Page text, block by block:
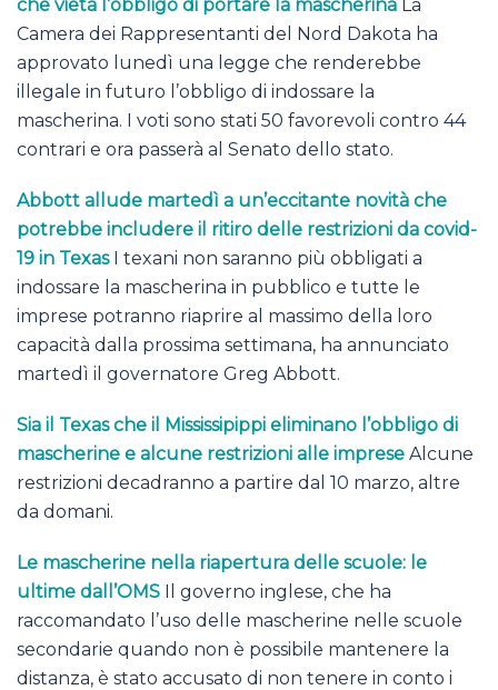
che vieta l’obbligo di portare la mascherina La
Camera dei Rappresentanti del Nord Dakota ha
approvato lunedì una legge che renderebbe
illegale in futuro l’obbligo di indossare la
mascherina. I voti sono stati 50 favorevoli contro 44
contrari e ora passerà al Senato dello stato.
Abbott allude martedì a un’eccitante novità che
potrebbe includere il ritiro delle restrizioni da covid-
19 in TexasI texani non saranno più obbligati a
indossare la mascherina in pubblico e tutte le
imprese potranno riaprire al massimo della loro
capacità dalla prossima settimana, ha annunciato
martedì il governatore Greg Abbott.
Sia il Texas che il Mississipippi eliminano l’obbligo di
mascherine e alcune restrizioni alle imprese Alcune
restrizioni decadranno a partire dal 10 marzo, altre
da domani.
Le mascherine nella riapertura delle scuole: le
ultime dall’OMS Il governo inglese, che ha
raccomandato l’uso delle mascherine nelle scuole
secondarie quando non è possibile mantenere la
distanza, è stato accusato di non tenere in conto i